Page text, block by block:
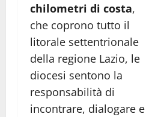
chilometri di costa,
che coprono tutto il
litorale settentrionale
della regione Lazio, le
diocesi sentono la
responsabilità di
incontrare, dialogare e